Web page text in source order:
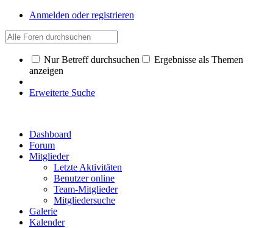
Anmelden oder registrieren
Nur Betreff durchsuchen
Ergebnisse als Themen
anzeigen
Erweiterte Suche
Dashboard
Forum
Mitglieder
Letzte Aktivitäten
Benutzer online
Team-Mitglieder
Mitgliedersuche
Galerie
Kalender